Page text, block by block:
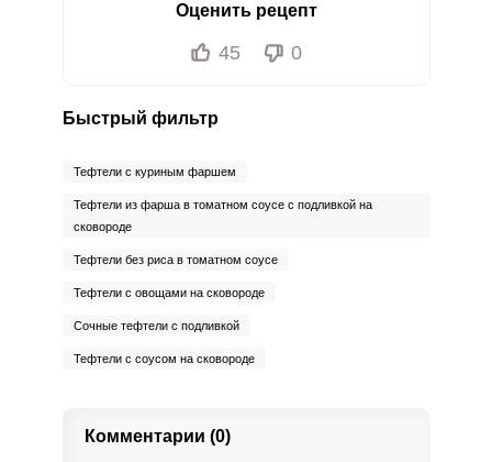
Оценить рецепт
45 0
Быстрый фильтр
Тефтели с куриным фаршем
Тефтели из фарша в томатном соусе с подливкой на
сковороде
Тефтели без риса в томатном соусе
Тефтели с овощами на сковороде
Сочные тефтели с подливкой
Тефтели с соусом на сковороде
Комментарии (0)